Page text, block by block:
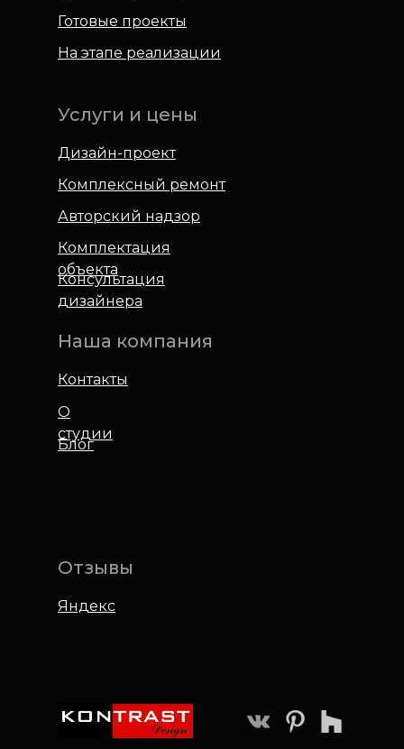
Готовые проекты
На этапе реализации
Услуги и цены
Дизайн-проект
Комплексный ремонт
Авторский надзор
Наша компания
Контакты
Комплектация
объекта
О
студии
Отзывы
Яндекс
Консультация
дизайнера
Блог